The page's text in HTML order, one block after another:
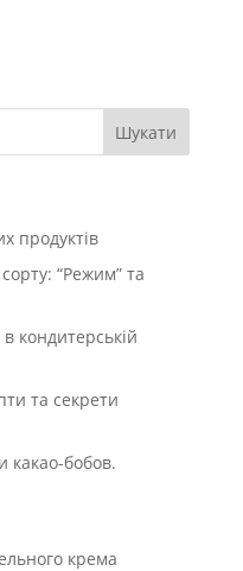
продуктів
“Режим” та
кондитерській
та секрети
какао-бобов.
крема